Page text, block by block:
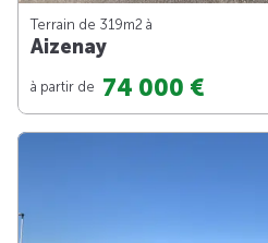
Terrain de 319m2 à
Aizenay
à partir de 74 000 €